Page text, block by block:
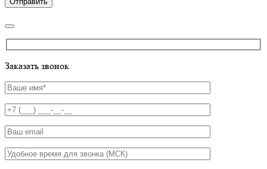
Заказать звонок